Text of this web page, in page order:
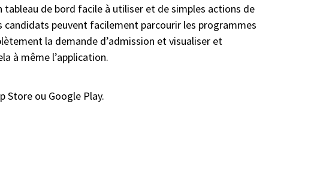
tableau de bord facile à utiliser et de simples actions de
candidats peuvent facilement parcourir les programmes
la demande d’admission et visualiser et
à même l’application.
Store ou Google Play.